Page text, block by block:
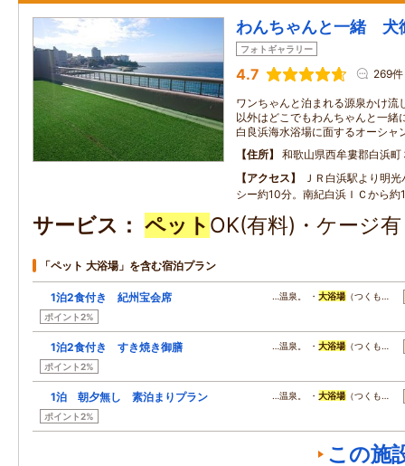
わんちゃんと一緒 犬
フォトギャラリー
4.7 269件
ワンちゃんと泊まれる源泉かけ流
以外はどこでもわんちゃんと一緒
白良浜海水浴場に面するオーシャ
住所
和歌山県西牟婁郡白浜
アクセス
ＪＲ白浜駅より明
シー約10分。南紀白浜ＩＣから約
サービス ペット OK(有料)・ケージ
「ペット 大浴場」を含む宿泊プラン
1泊2食付き 紀州宝会席
ポイント2%
…温泉。 ・大浴場 （つくも…
1泊2食付き すき焼き御膳
ポイント2%
…温泉。 ・大浴場 （つくも…
1泊 朝夕無し 素泊まりプラン
ポイント2%
…温泉。 ・大浴場 （つくも…
この施